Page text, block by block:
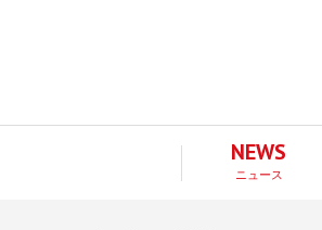
NEWS
ニュース